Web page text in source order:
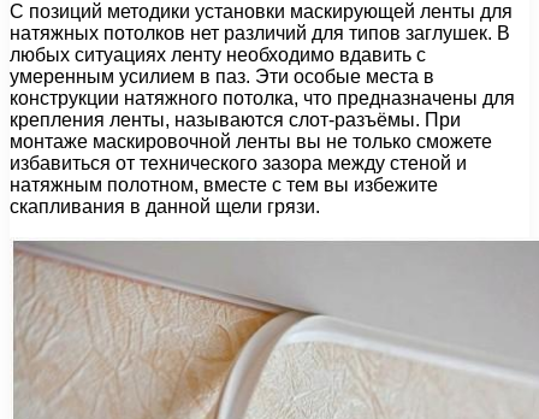
С позиций методики установки маскирующей ленты для
натяжных потолков нет различий для типов заглушек. В
любых ситуациях ленту необходимо вдавить с
умеренным усилием в паз. Эти особые места в
конструкции натяжного потолка, что предназначены для
крепления ленты, называются слот-разъёмы. При
монтаже маскировочной ленты вы не только сможете
избавиться от технического зазора между стеной и
натяжным полотном, вместе с тем вы избежите
скапливания в данной щели грязи.